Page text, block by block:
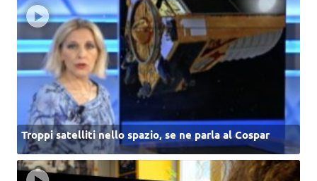
Troppi satelliti nello spazio, se ne parla al Cospar